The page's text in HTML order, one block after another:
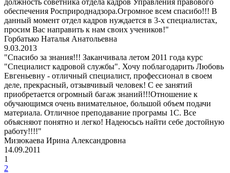
обеспечения Росприроднадзора.Огромное всем спасибо!!! В
данный момент отдел кадров нуждается в 3-х специалистах,
просим Вас направить к нам своих учеников!"
Горбатько Наталья Анатольевна
9.03.2013
"Спасибо за знания!!! Заканчивала летом 2011 года курс
"Специалист кадровой службы". Хочу поблагодарить Любовь
Евгеньевну - отличный специалист, профессионал в своем
деле, прекрасный, отзывчивый человек! С ее занятий
приобретается огромный багаж знаний!!!Отношение к
обучающимся очень внимательное, большой объем подачи
материала. Отличное преподавание програмы 1С. Все
объясняют понятно и легко! Надеюсьсь найти себе достойную
работу!!!!"
Мизюкаева Ирина Александровна
14.09.2011
1
2